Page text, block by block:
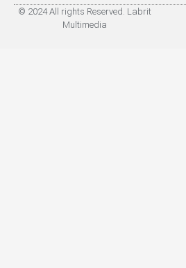
© 2024 All rights Reserved. Labrit
Multimedia